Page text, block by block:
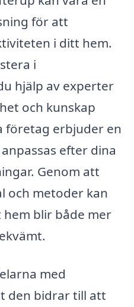
för att
i ditt hem.
i
hjälp av experter
och kunskap
företag erbjuder en
efter dina
Genom att
och metoder kan
blir både mer
med
den bidrar till att